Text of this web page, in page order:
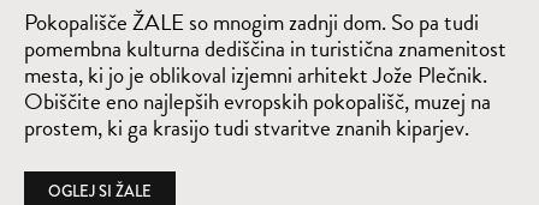
Pokopališče ŽALE so mnogim zadnji dom. So pa tudi
pomembna kulturna dediščina in turistična znamenitost
mesta, ki jo je oblikoval izjemni arhitekt Jože Plečnik.
Obiščite eno najlepših evropskih pokopališč, muzej na
prostem, ki ga krasijo tudi stvaritve znanih kiparjev.
OGLEJ SI ŽALE